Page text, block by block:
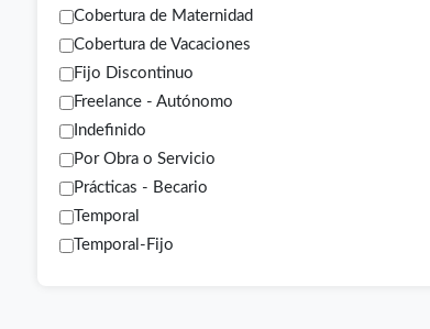
Cobertura de Maternidad
Cobertura de Vacaciones
Fijo Discontinuo
Freelance - Autónomo
Indefinido
Por Obra o Servicio
Prácticas - Becario
Temporal
Temporal-Fijo